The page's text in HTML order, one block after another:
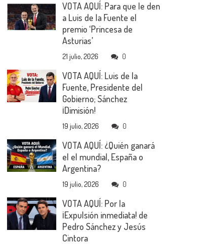
VOTA AQUÍ: Para que le den
a Luis de la Fuente el
premio ‘Princesa de
Asturias’
21 julio, 2026 0
VOTA AQUÍ: Luis de la
Fuente, Presidente del
Gobierno; Sánchez
¡Dimisión!
19 julio, 2026 0
VOTA AQUÍ: ¿Quién ganará
el el mundial, España o
Argentina?
19 julio, 2026 0
VOTA AQUÍ: Por la
¡Expulsión inmediata! de
Pedro Sánchez y Jesús
Cintora